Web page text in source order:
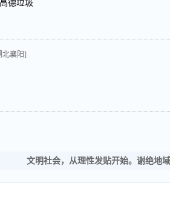
德垃圾
北襄阳]
文明社会，从理性发贴开始。谢绝地